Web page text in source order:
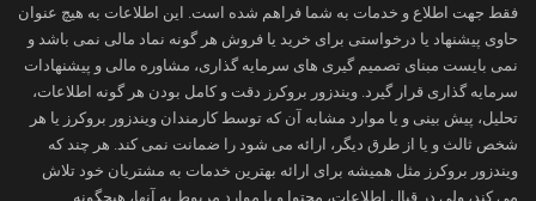
فقط جهت اطلاع و خدمات به شما فراهم شده است. این اطلاعات به هیچ عنوان
حاوی پیشنهاد یا درخواستی برای خرید یا فروش هر گونه نماد مالی نمی باشد و
نمی بایست مبنای تصمیم گیری های سرمایه گذاری، مشاوره مالی و پیشنهادات
سرمایه گذاری قرار گیرد. ویندزور بروکرز دقت و کامل بودن هر گونه اطلاعات،
تحلیل، پیش بینی و یا موارد مشابه آن که توسط کارمندان ویندزور بروکرز یا هر
شخص ثالث و یا از طرق دیگر، ارائه می شود را ضمانت نمی کند. هر چند که
ویندزور بروکرز مثل همیشه برای ارائه بهترین خدمات به مشتریان خود تلاش
می کند، ولی در قبال اطلاعات، محتوا و یا موارد مربوط به آنها، هیچگونه